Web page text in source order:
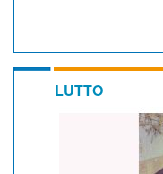
LUTTO